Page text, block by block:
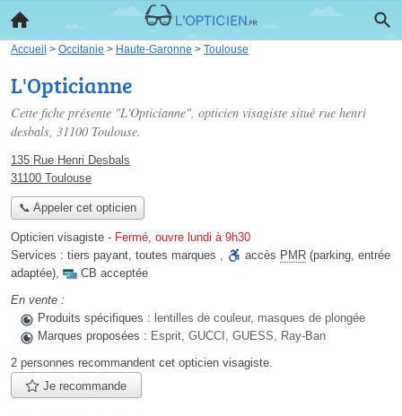
Accueil > Occitanie > Haute-Garonne > Toulouse
L'Opticianne
Cette fiche présente "L'Opticianne", opticien visagiste situé rue henri
desbals, 31100 Toulouse.
135 Rue Henri Desbals
31100 Toulouse
📞 Appeler cet opticien
Opticien visagiste - Fermé, ouvre lundi à 9h30
Services : tiers payant, toutes marques , accès PMR (parking, entrée
adaptée),
CB acceptée
En vente :
Produits spécifiques : lentilles de couleur, masques de plongée
Marques proposées : Esprit, GUCCI, GUESS, Ray-Ban
2 personnes recommandent cet opticien visagiste.
Je recommande